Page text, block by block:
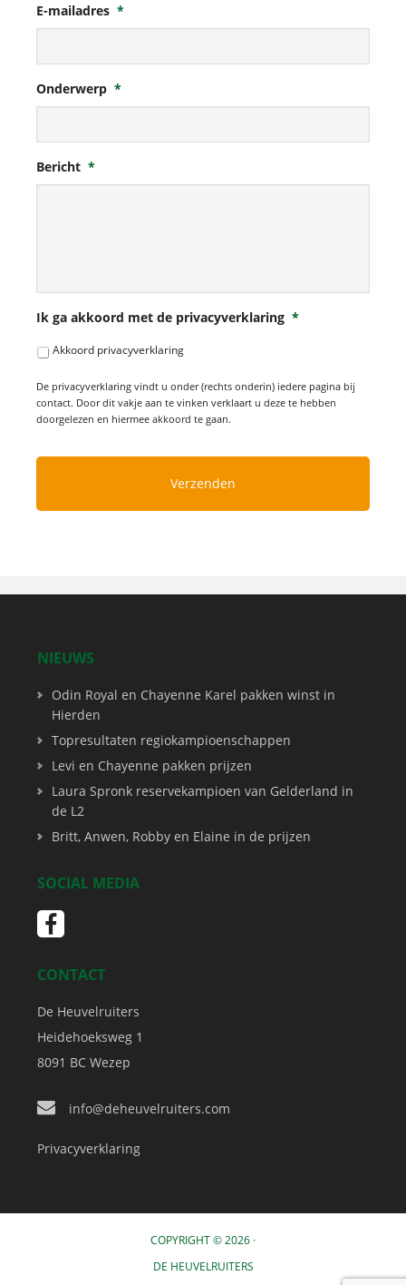
E-mailadres *
Onderwerp *
Bericht *
Ik ga akkoord met de privacyverklaring *
Akkoord privacyverklaring
De privacyverklaring vindt u onder (rechts onderin) iedere pagina bij
contact. Door dit vakje aan te vinken verklaart u deze te hebben
doorgelezen en hiermee akkoord te gaan.
NIEUWS
Odin Royal en Chayenne Karel pakken winst in
Hierden
Topresultaten regiokampioenschappen
Levi en Chayenne pakken prijzen
Laura Spronk reservekampioen van Gelderland in
de L2
Britt, Anwen, Robby en Elaine in de prijzen
SOCIAL MEDIA
CONTACT
De Heuvelruiters
Heidehoeksweg 1
8091 BC Wezep
info@deheuvelruiters.com
Privacyverklaring
COPYRIGHT © 2026 ·
DE HEUVELRUITERS